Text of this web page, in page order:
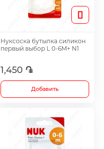
Нуксоска бутылка силикон
первый выбор L 0-6M+ N1
1,450 ֏
Добавить